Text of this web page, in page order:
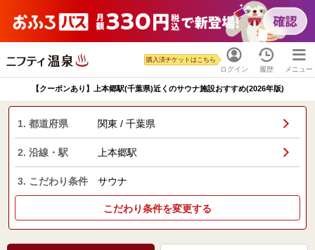
ログイン
購入済チケットはこちら
履歴 メニュー
【クーポンあり】上本郷駅(千葉県)近くのサウナ施設おすすめ(2026年版)
1. 都道府県 関東 / 千葉県
2. 沿線・駅 上本郷駅
3. こだわり条件 サウナ
こだわり条件を変更する